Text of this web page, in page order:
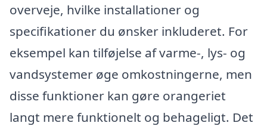
overveje, hvilke installationer og
specifikationer du ønsker inkluderet. For
eksempel kan tilføjelse af varme-, lys- og
vandsystemer øge omkostningerne, men
disse funktioner kan gøre orangeriet
langt mere funktionelt og behageligt. Det